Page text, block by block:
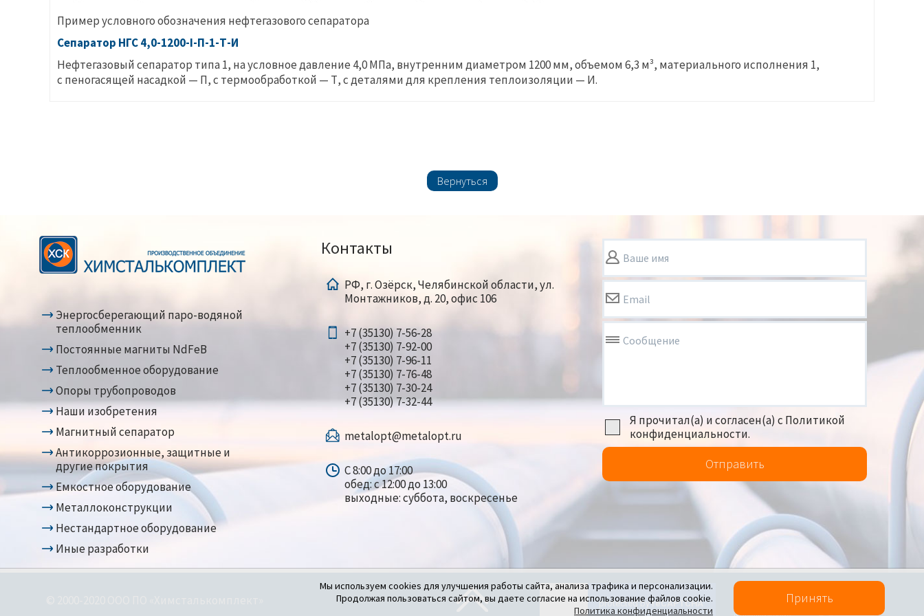
Мы используем cookies для улучшения работы сайта, анализа трафика и персонализации.
Продолжая пользоваться сайтом, вы даете согласие на использование файлов cookie.
Политика конфиденциальности
Принять
Пример условного обозначения нефтегазового сепаратора
Сепаратор НГС 4,0-1200-I-П-1-Т-И
Нефтегазовый сепаратор типа 1, на условное давление 4,0 МПа, внутренним диаметром 1200 мм, объемом6,3 м³, материального исполнения 1,
с пеногасящей насадкой — П, с термообработкой — Т, с деталями для крепления теплоизоляции — И.
Вернуться
Энергосберегающий паро-водяной
теплообменник
Постоянные магниты NdFeB
Теплообменное оборудование
Опоры трубопроводов
Наши изобретения
Магнитный сепаратор
Антикоррозионные, защитные и
другие покрытия
Емкостное оборудование
Металлоконструкции
Нестандартное оборудование
Иные разработки
Контакты
РФ, г. Озёрск, Челябинской области, ул.
Монтажников, д. 20, офис 106
+7 (35130) 7-56-28
+7 (35130) 7-92-00
+7 (35130) 7-96-11
+7 (35130) 7-76-48
+7 (35130) 7-30-24
+7 (35130) 7-32-44
metalopt@metalopt.ru
С 8:00 до 17:00
обед: с 12:00 до 13:00
выходные: суббота, воскресенье
Ваше имя
Email
Сообщение
Я прочитал(а) и согласен(а) с Политикой
конфиденциальности.
Отправить
Политика конфиденциальности
Создание сайта